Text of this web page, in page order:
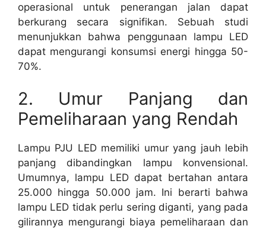
operasional untuk penerangan jalan dapat
berkurang secara signifikan. Sebuah studi
menunjukkan bahwa penggunaan lampu LED
dapat mengurangi konsumsi energi hingga 50-
70%.
2. Umur Panjang dan
Pemeliharaan yang Rendah
Lampu PJU LED memiliki umur yang jauh lebih
panjang dibandingkan lampu konvensional.
Umumnya, lampu LED dapat bertahan antara
25.000 hingga 50.000 jam. Ini berarti bahwa
lampu LED tidak perlu sering diganti, yang pada
gilirannya mengurangi biaya pemeliharaan dan